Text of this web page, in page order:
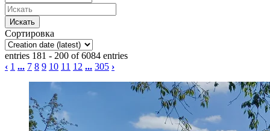
Сортировка
entries 181 - 200 of 6084 entries
‹ 1 ... 7 8 9 10 11 12 ... 305 ›